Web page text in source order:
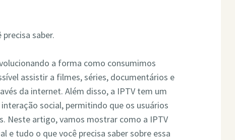
saber.
a forma como consumimos
assistir a filmes, séries, documentários e
da internet. Além disso, a IPTV tem um
social, permitindo que os usuários
Neste artigo, vamos mostrar como a IPTV
e tudo o que você precisa saber sobre essa